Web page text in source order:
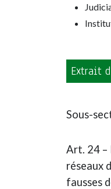
Extrait
Sous-
Art. 24 –
réseaux
fausses